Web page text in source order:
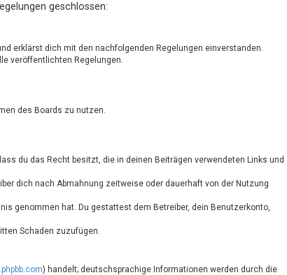
geschlossen:
erklärst dich mit den nachfolgenden Regelungen einverstanden.
veröffentlichten Regelungen.
des Boards zu nutzen.
du das Recht besitzt, die in deinen Beiträgen verwendeten Links und
dich nach Abmahnung zeitweise oder dauerhaft von der Nutzung
genommen hat. Du gestattest dem Betreiber, dein Benutzerkonto,
Schaden zuzufügen.
) handelt; deutschsprachige Informationen werden durch die